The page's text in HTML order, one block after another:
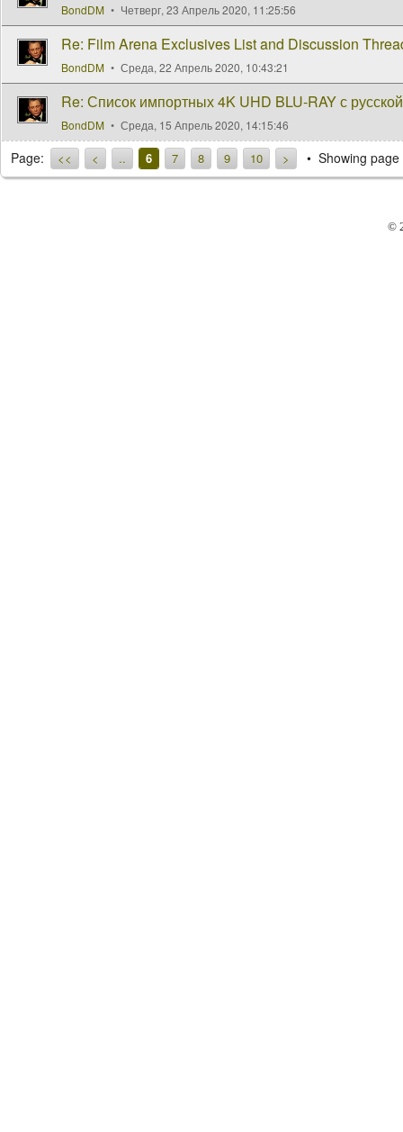
BondDM Четверг, 23 Апрель 2020, 11:25:56
Re: Film Arena Exclusives List and Discussion
BondDM Среда, 22 Апрель 2020, 10:43:21
Re: Список импортных 4K UHD BLU-RAY с
BondDM Среда, 15 Апрель 2020, 14:15:46
Page: << < .. 6 7 8 9 10 > Showing
©